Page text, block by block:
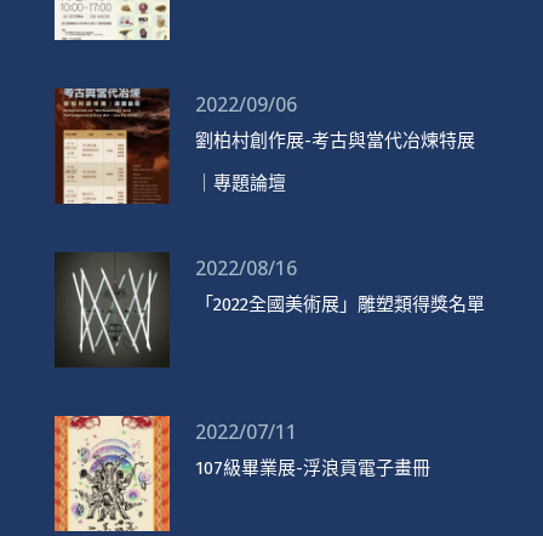
2022/09/06
劉柏村創作展-考古與當代冶煉特展
｜專題論壇
2022/08/16
「2022全國美術展」雕塑類得獎名單
2022/07/11
107級畢業展-浮浪貢電子畫冊